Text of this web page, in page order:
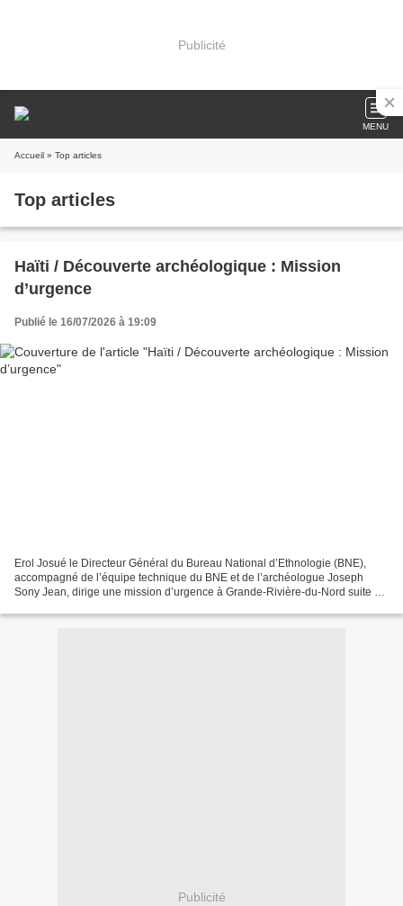
Publicité
MENU
Accueil » Top articles
Top articles
Haïti / Découverte archéologique : Mission
d’urgence
Publié le 16/07/2026 à 19:09
Erol Josué le Directeur Général du Bureau National d’Ethnologie (BNE),
accompagné de l’équipe technique du BNE et de l’archéologue Joseph
Sony Jean, dirige une mission d’urgence à Grande-Rivière-du-Nord suite à
Publicité